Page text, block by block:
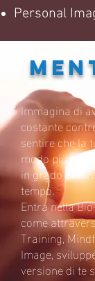
Personal
Immagina di
costante
sentire che la
modo più
in grado di
tempo.
Entra nella
come
Training,
Image,
versione di te